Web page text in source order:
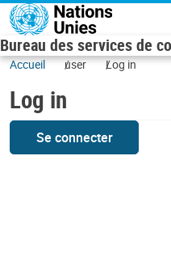
Skip to main content
Bureau des services de
Accueil user Log in
Log in
Se connecter